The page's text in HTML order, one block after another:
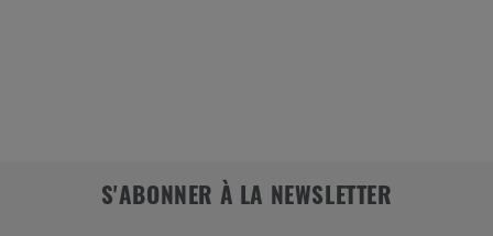
S'ABONNER À LA NEWSLETTER